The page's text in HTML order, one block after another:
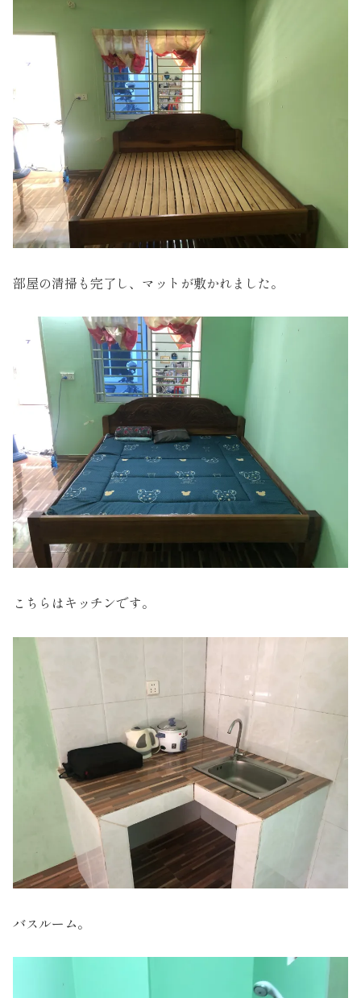
部屋の清掃も完了し、マットが敷かれました。
こちらはキッチンです。
バスルーム。